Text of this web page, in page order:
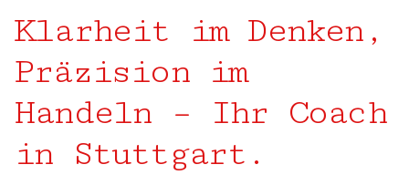
Klarheit im Denken,
Präzision im
Handeln – Ihr Coach
in Stuttgart.